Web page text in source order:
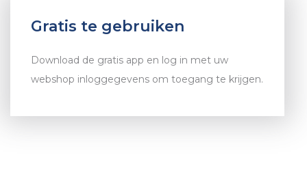
Gratis te gebruiken
Download de gratis app en log in met uw
webshop inloggegevens om toegang te krijgen.